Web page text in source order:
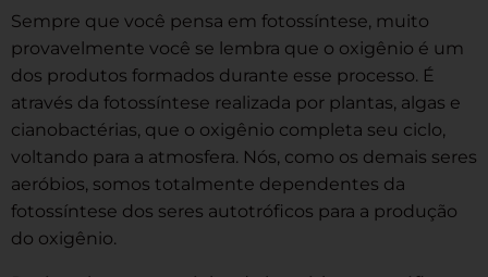
Sempre que você pensa em fotossíntese, muito
provavelmente você se lembra que o oxigênio é um
dos produtos formados durante esse processo. É
através da fotossíntese realizada por plantas, algas e
cianobactérias, que o oxigênio completa seu ciclo,
voltando para a atmosfera. Nós, como os demais seres
aeróbios, somos totalmente dependentes da
fotossíntese dos seres autotróficos para a produção
do oxigênio.